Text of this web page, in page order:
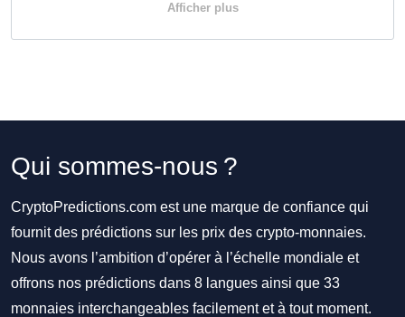
Afficher plus
Qui sommes-nous ?
CryptoPredictions.com est une marque de confiance qui
fournit des prédictions sur les prix des crypto-monnaies.
Nous avons l’ambition d’opérer à l’échelle mondiale et
offrons nos prédictions dans 8 langues ainsi que 33
monnaies interchangeables facilement et à tout moment.